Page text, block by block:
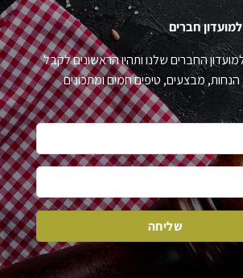
חברים
החברים שלנו ותהיו הראשונים לקבל
הנחות, מבצעים, טיפים חמים ומתכונים